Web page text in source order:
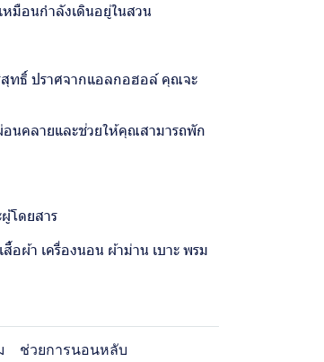
มือนกำลังเดินอยู่ในสวน
ทธิ์ ปราศจากแอลกอฮอล์ คุณจะ
นคลายและช่วยให้คุณสามารถพัก
โดยสาร
อผ้า เครื่องนอน ผ้าม่าน เบาะ พรม
ช่วยการนอนหลับ